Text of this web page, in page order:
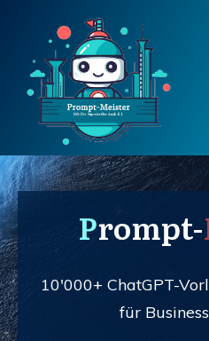
Prompt-
10'000+ ChatGPT-
für